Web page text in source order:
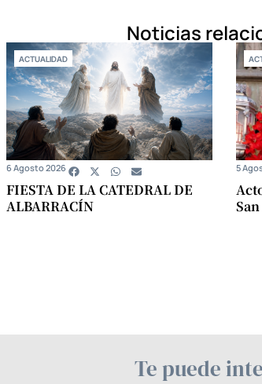
Noticias
ACTUALIDAD
FIESTA DE LA CATEDRAL DE
ALBARRACÍN
6 Agosto 2026 5
Te puede